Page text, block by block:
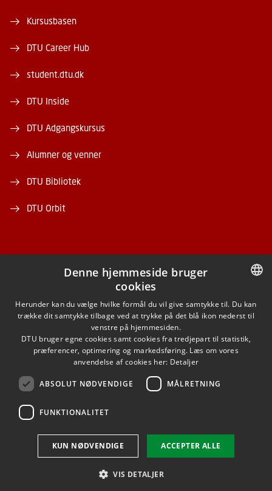
Kursusbasen
DTU Career Hub
student.dtu.dk
DTU Inside
DTU Adgangskursus
Alumner og venner
DTU Bibliotek
DTU Orbit
FACEBOOK
INSTAGRAM
LINKEDIN
YOUTUBE
Tilgængelighedserklæring
DANISH
ENGLISH
Denne hjemmeside bruger
cookies
Herunder kan du vælge hvilke formål du vil give samtykke til. Du kan
trække dit samtykke tilbage ved at trykke på det blå ikon nederst til
venstre på hjemmesiden.
DTU bruger egne cookies samt cookies fra tredjepart til statistik,
præferencer, optimering og markedsføring. Læs om vores
anvendelse af cookies her: Detaljer
ABSOLUT NØDVENDIGE MÅLRETNING
FUNKTIONALITET
ACCEPTER ALLE
KUN NØDVENDIGE
VIS DETALJER